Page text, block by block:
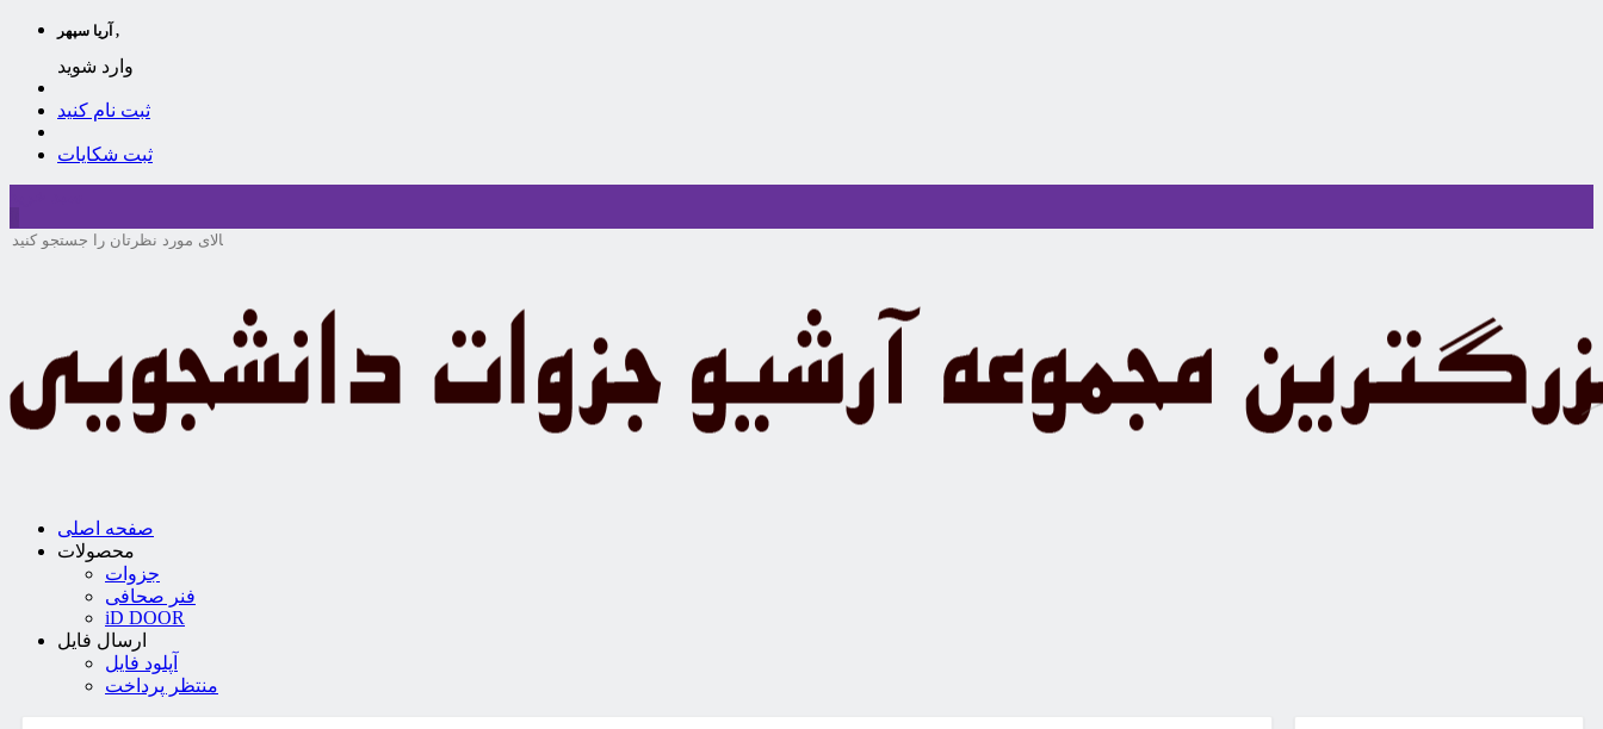
آریا سپهر ,
وارد شوید
ثبت نام کنید
ثبت شکایات
صفحه اصلی
محصولات
جزوات
فنر صحافی
iD DOOR
ارسال فایل
آپلود فایل
منتظر پرداخت